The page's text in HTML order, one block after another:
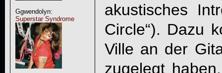
Ggwendolyn:
Superstar Syndrome
akustisches
Circle“). Dazu
Ville an der
zugelegt